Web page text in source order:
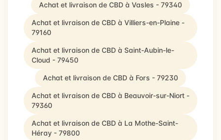
Achat et livraison de CBD à Vasles - 79340
Achat et livraison de CBD à Villiers-en-Plaine -
79160
Achat et livraison de CBD à Saint-Aubin-le-
Cloud - 79450
Achat et livraison de CBD à Fors - 79230
Achat et livraison de CBD à Beauvoir-sur-Niort -
79360
Achat et livraison de CBD à La Mothe-Saint-
Héray - 79800